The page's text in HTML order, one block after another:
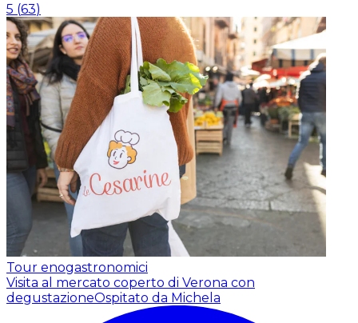
5 (63)
Tour enogastronomici
Visita al mercato coperto di Verona con
degustazioneOspitato da Michela